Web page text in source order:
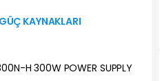
GÜÇ KAYNAKLARI
H 300W POWER SUPPLY